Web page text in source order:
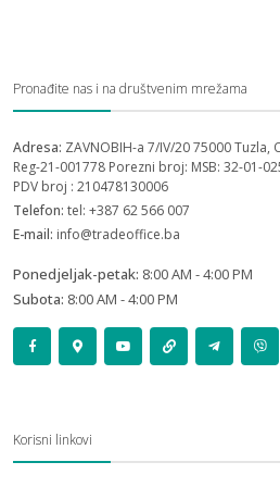
Pronađite nas i na društvenim mrežama
Adresa: ZAVNOBIH-a 7/IV/20 75000
Reg-21-001778 Porezni broj: MSB: 32-01-
PDV broj : 210478130006
Telefon: tel: +387 62 566 007
E-mail: info@tradeoffice.ba
Ponedjeljak-petak: 8:00 AM - 4:00 PM
Subota: 8:00 AM - 4:00 PM
Korisni linkovi